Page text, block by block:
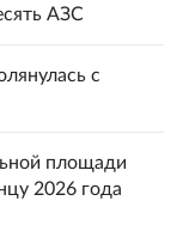
АЗС
с
площади
2026 года